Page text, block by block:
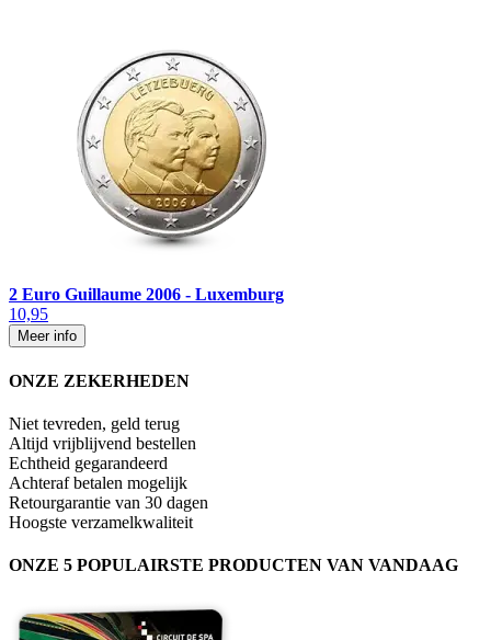
2 Euro Guillaume 2006 - Luxemburg
10,95
Meer info
ONZE ZEKERHEDEN
Niet tevreden, geld terug
Altijd vrijblijvend bestellen
Echtheid gegarandeerd
Achteraf betalen mogelijk
Retourgarantie van 30 dagen
Hoogste verzamelkwaliteit
ONZE 5 POPULAIRSTE PRODUCTEN VAN VANDAAG